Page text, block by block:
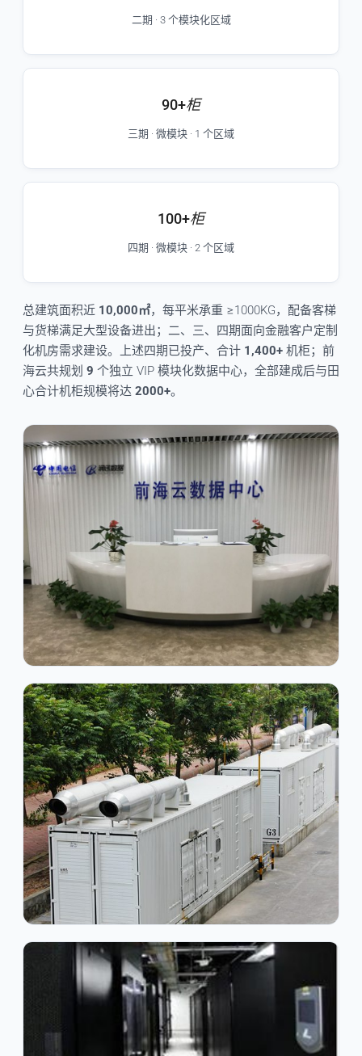
二期 · 3 个模块化区域
90+柜
三期 · 微模块 · 1 个区域
100+柜
四期 · 微模块 · 2 个区域
总建筑面积近 10,000㎡，每平米承重 ≥1000KG，配备客梯
与货梯满足大型设备进出；二、三、四期面向金融客户定制
化机房需求建设。上述四期已投产、合计 1,400+ 机柜；前
海云共规划 9 个独立 VIP 模块化数据中心，全部建成后与田
心合计机柜规模将达 2000+。